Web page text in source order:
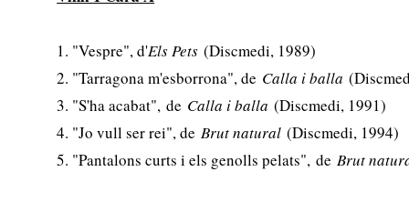
1. "Vespre", d'Els Pets(Discmedi, 1989)
2. "Tarragona m'esborrona", de Calla i balla
3. "S'ha acabat", de Calla i balla(Discmedi, 1991)
4. "Jo vull ser rei", deBrut natural(Discmedi, 1994)
5. "Pantalons curts i els genolls pelats", deBrut